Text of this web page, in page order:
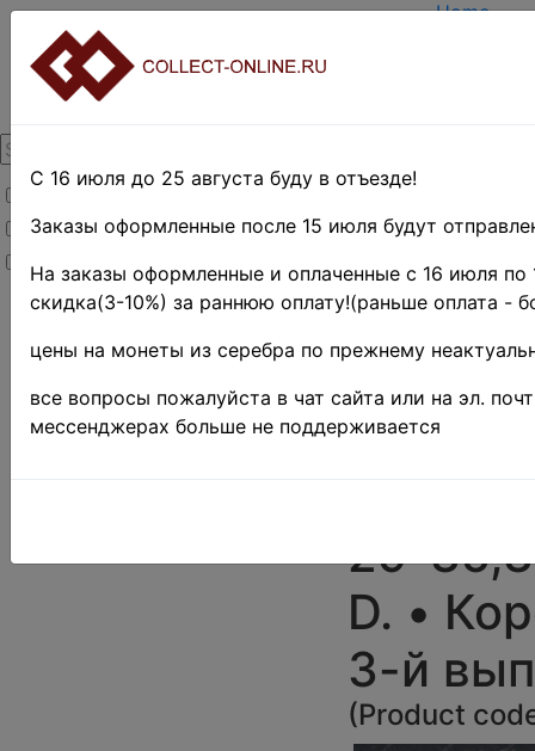
Товары со скидкой
Товары в наличии
Новинки
Home
TERMS
Home»
EUROPE »
Югославия
Королевство
• 1921-1944
29-
D. •
3-й
(Product
С 16 июля до 25 августа буду в отъезде!
Заказы оформленные после 15 июля будут
На заказы оформленные и оплаченные с 16 июля по
скидка(3-10%) за раннюю оплату!(раньше оплата -
цены на монеты из серебра по прежнему
все вопросы пожалуйста в чат сайта или на эл.
мессенджерах больше не поддерживается